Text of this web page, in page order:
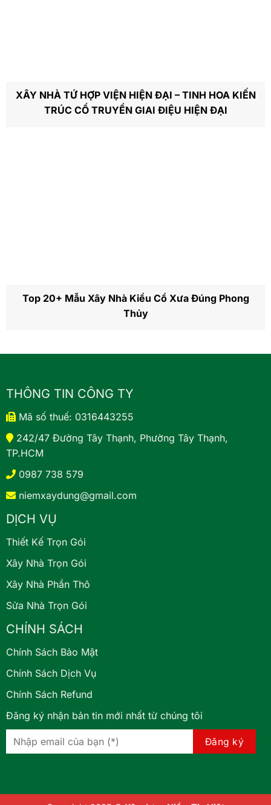
XÂY NHÀ TỨ HỢP VIỆN HIỆN ĐẠI – TINH HOA KIẾN
TRÚC CỔ TRUYỀN GIAI ĐIỆU HIỆN ĐẠI
Top 20+ Mẫu Xây Nhà Kiểu Cổ Xưa Đúng Phong
Thủy
THÔNG TIN CÔNG TY
Mã số thuế: 0316443255
242/47 Đường Tây Thạnh, Phường Tây Thạnh,
TP.HCM
0987 738 579
niemxaydung@gmail.com
DỊCH VỤ
Thiết Kế Trọn Gói
Xây Nhà Trọn Gói
Xây Nhà Phần Thô
Sửa Nhà Trọn Gói
CHÍNH SÁCH
Chính Sách Bảo Mật
Chính Sách Dịch Vụ
Chính Sách Refund
Đăng ký nhận bản tin mới nhất từ chúng tôi